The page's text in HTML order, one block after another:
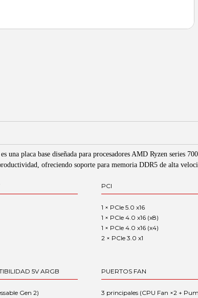
es una placa base diseñada para procesadores AMD Ryzen series
ofreciendo soporte para memoria DDR5 de alta
PCI
1 × PCIe 5.0 x16
1 × PCIe 4.0 x16 (x8)
1 × PCIe 4.0 x16 (x4)
2 × PCIe 3.0 x1
5V ARGB
Gen 2)
PUERTOS FAN
3 principales (CPU Fan ×2 +